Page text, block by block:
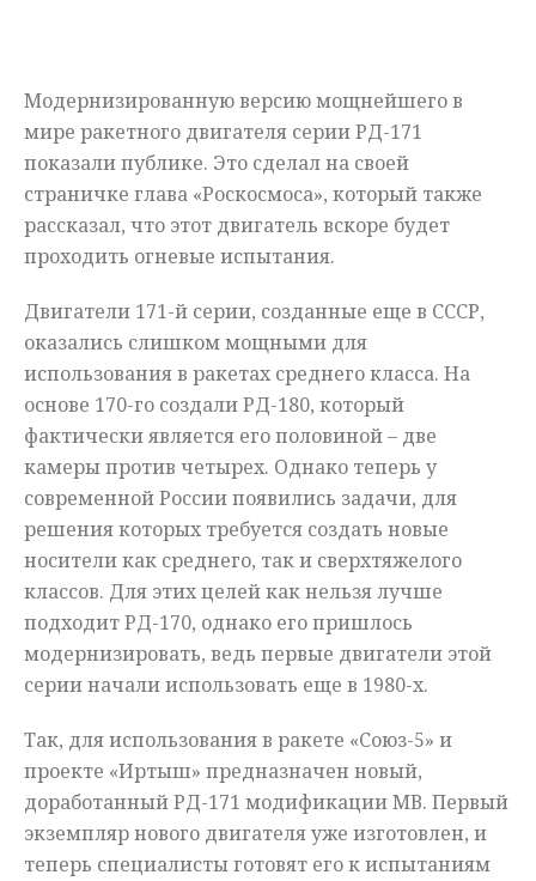
Модернизированную версию мощнейшего в
мире ракетного двигателя серии РД-171
показали публике. Это сделал на своей
страничке глава «Роскосмоса», который также
рассказал, что этот двигатель вскоре будет
проходить огневые испытания.
Двигатели 171-й серии, созданные еще в СССР,
оказались слишком мощными для
использования в ракетах среднего класса. На
основе 170-го создали РД-180, который
фактически является его половиной – две
камеры против четырех. Однако теперь у
современной России появились задачи, для
решения которых требуется создать новые
носители как среднего, так и сверхтяжелого
классов. Для этих целей как нельзя лучше
подходит РД-170, однако его пришлось
модернизировать, ведь первые двигатели этой
серии начали использовать еще в 1980-х.
Так, для использования в ракете «Союз-5» и
проекте «Иртыш» предназначен новый,
доработанный РД-171 модификации МВ. Первый
экземпляр нового двигателя уже изготовлен, и
теперь специалисты готовят его к испытаниям